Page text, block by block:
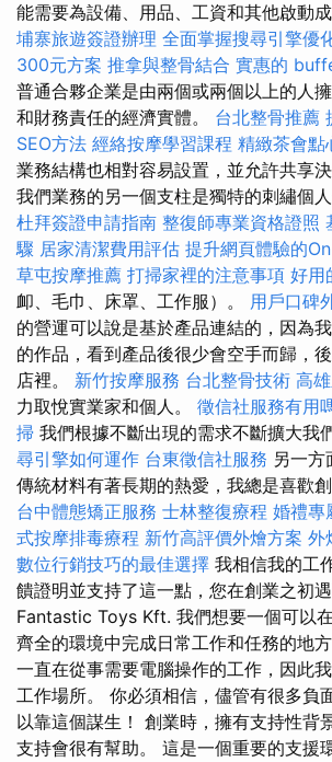
能需要為設備、用品、工資和其他啟動
埔寨旅遊簽證辦理 全面掌握搜尋引擎優
300元方案 推拿與整骨結合 實惠的
普通合夥企業是由兩個或兩個以上的人
和財務責任的經濟實體。 台北整骨推薦
SEO方法 經絡按摩學習課程 精緻茶會點
業務結構也相對容易設置，並允許共享決
我們業務的另一個支柱是獨特的刺繡個
杜拜簽證申請指南 整復師專業資格證照
驟 居家清潔費用評估 提升網頁體驗的
草屯按摩推薦 打掃家裡的注意事項 好用
卹、毛巾、床罩、工作服）。 用戶口碑
的營運可以說是基於產品連結的，因為
的作品，看到產品後很少會空手而歸，
店裡。 新竹按摩服務 台北整骨技術 高
力取悅實業家和個人。 徵信社服務有用
掃 我們根據不斷出現的需求不斷擴大我
尋引擎如何運作 台東徵信社服務 另一方
傳統材料有著長期的熱愛，我總是喜歡創
台中體態矯正服務 士林整復療程 婚禮專
式按摩排毒療程 新竹高評價外燴方案 外
數位行銷技巧的最佳選擇 我相信我的工
饋證明並支持了這一點，您在創業之初
Fantastic Toys Kft. 我們想要一個可以
齊全的環境中完成日常工作和任務的地
一直在從事需要電腦操作的工作，因此
工作場所。 你必須相信，儘管有很多負
以靠這個謀生！ 創業時，擁有支持性背
支持會很有幫助。 這是一個重要的支援